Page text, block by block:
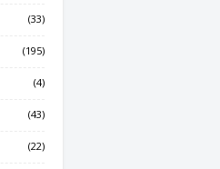
(33)
(195)
(4)
(43)
(22)